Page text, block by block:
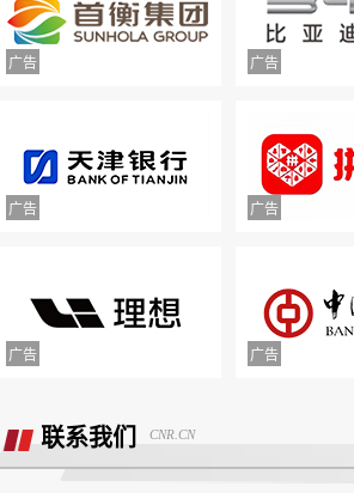
退款
联系我们 CNR.CN